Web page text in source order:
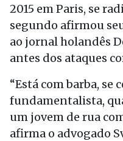
2015 em Paris, se
segundo afirmou
ao jornal holandês
antes dos ataques
“Está com barba,
fundamentalista,
um jovem de rua
afirma o advogado